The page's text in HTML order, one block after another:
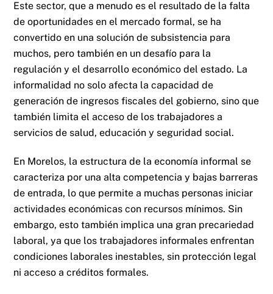
Este sector, que a menudo es el resultado de la falta
de oportunidades en el mercado formal, se ha
convertido en una solución de subsistencia para
muchos, pero también en un desafío para la
regulación y el desarrollo económico del estado. La
informalidad no solo afecta la capacidad de
generación de ingresos fiscales del gobierno, sino que
también limita el acceso de los trabajadores a
servicios de salud, educación y seguridad social.
En Morelos, la estructura de la economía informal se
caracteriza por una alta competencia y bajas barreras
de entrada, lo que permite a muchas personas iniciar
actividades económicas con recursos mínimos. Sin
embargo, esto también implica una gran precariedad
laboral, ya que los trabajadores informales enfrentan
condiciones laborales inestables, sin protección legal
ni acceso a créditos formales.